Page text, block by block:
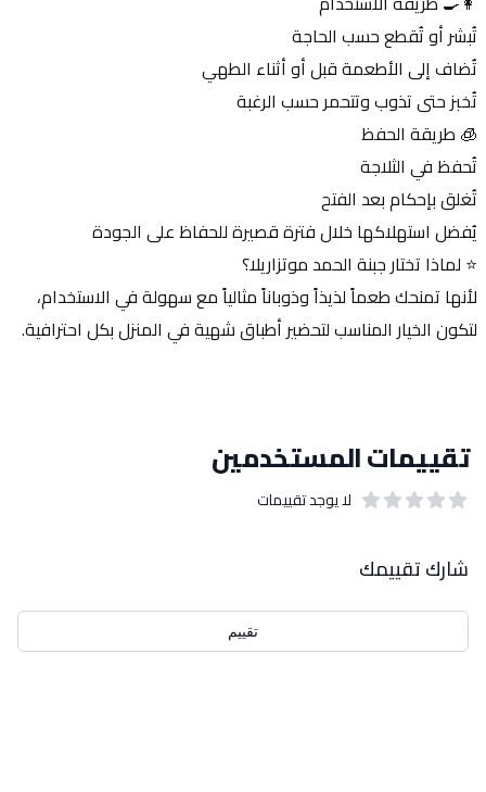
تُبشر أو تُقطع حسب الحاجة
تُضاف إلى الأطعمة قبل أو أثناء الطهي
تُخبز حتى تذوب وتتحمر حسب الرغبة
🧊 طريقة الحفظ
تُحفظ في الثلاجة
تُغلق بإحكام بعد الفتح
يُفضل استهلاكها خلال فترة قصيرة للحفاظ على الجودة
⭐ لماذا تختار جبنة الحمد موتزاريلا؟
لتكون الخيار المناسب لتحضير أطباق شهية في المنزل بكل احترافية.
تقييمات المستخدمين
لا يوجد تقييمات
شارك تقييمك
تقييم